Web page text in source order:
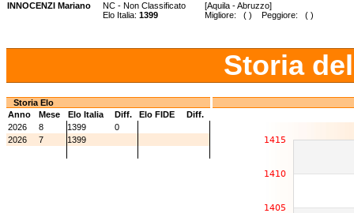
INNOCENZI Mariano
NC - Non Classificato [Aquila - Abruzzo]
Elo Italia: 1399 Migliore: ( ) Peggiore: ( )
Storia
Storia Elo
Anno
Mese Elo Italia Diff. Elo FIDE
Diff.
2026
8 1399
0
2026
7 1399